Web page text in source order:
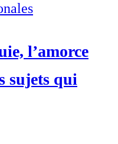
l’amorce
sujets qui